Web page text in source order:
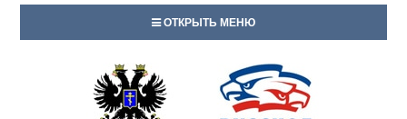
ОТКРЫТЬ МЕНЮ